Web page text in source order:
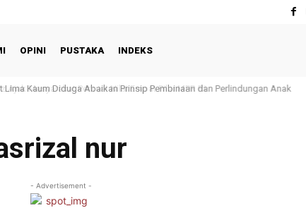
OPINI PUSTAKA INDEKS
Kaum Diduga Abaikan Prinsip Pembinaan dan Perlindungan Anak
Masyarakat Perkuat Nilai Empat Pilar MPR RI
nur
- Advertisement -